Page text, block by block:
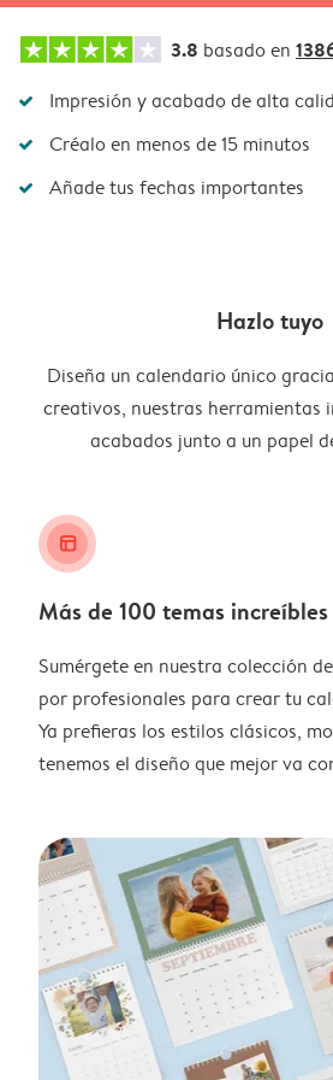
3.8 basado en
Impresión y acabado de alta
Créalo en menos de 15 minutos
Añade tus fechas importantes
Hazlo tuyo
Diseña un calendario único
creativos, nuestras herramientas
acabados junto a un papel
layout_alt
Más de 100 temas increíbles
Sumérgete en nuestra colección
por profesionales para crear tu
Ya prefieras los estilos clásicos,
tenemos el diseño que mejor va